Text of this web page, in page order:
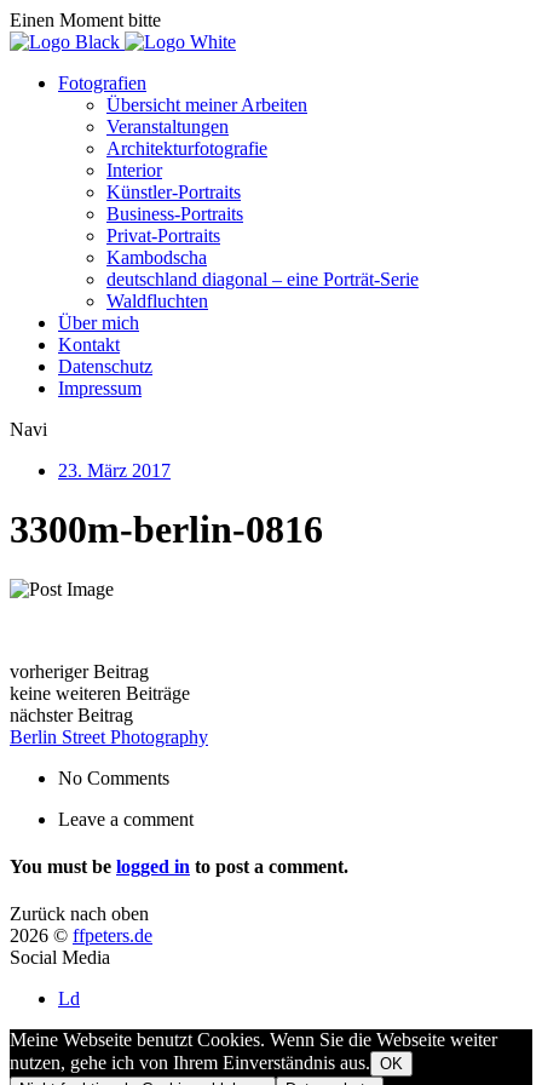
Einen Moment bitte
Fotografien
Übersicht meiner Arbeiten
Veranstaltungen
Architekturfotografie
Interior
Künstler-Portraits
Business-Portraits
Privat-Portraits
Kambodscha
deutschland diagonal – eine Porträt-Serie
Waldfluchten
Über mich
Kontakt
Datenschutz
Impressum
Navi
23. März 2017
3300m-berlin-0816
vorheriger Beitrag
keine weiteren Beiträge
nächster Beitrag
Berlin Street Photography
No Comments
Leave a comment
You must be logged in to post a comment.
Zurück nach oben
2026 © ffpeters.de
Social Media
Ld
Meine Webseite benutzt Cookies. Wenn Sie die Webseite weiter
nutzen, gehe ich von Ihrem Einverständnis aus. OK